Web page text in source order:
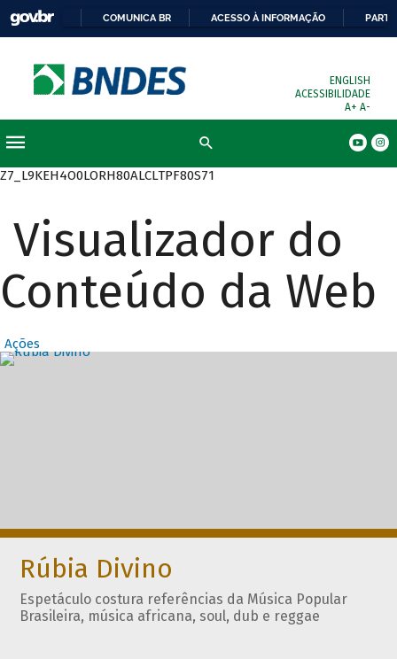
COMUNICA BR ACESSO À INFORMAÇÃO
ENGLISH
ACESSIBILIDADE
A+ A-
Z7_L9KEH4O0LORH80ALCLTPF80S71
Visualizador do
Conteúdo da Web
Ações
Destaques
Rúbia Divino
Espetáculo costura referências da Música Popular
Brasileira, música africana, soul, dub e reggae